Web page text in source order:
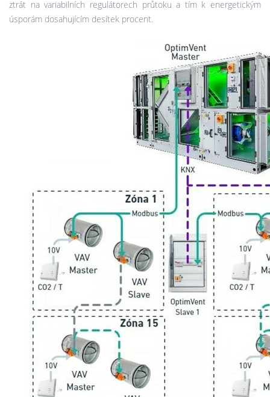
ztrát na variabilních regulátorech průtoku a tím k energetickým
úsporám dosahujícím desítek procent.